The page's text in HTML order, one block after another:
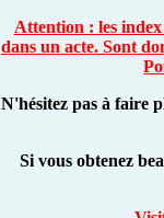
Attention : les index
dans un acte. Sont
N'hésitez pas à faire
Si vous obtenez